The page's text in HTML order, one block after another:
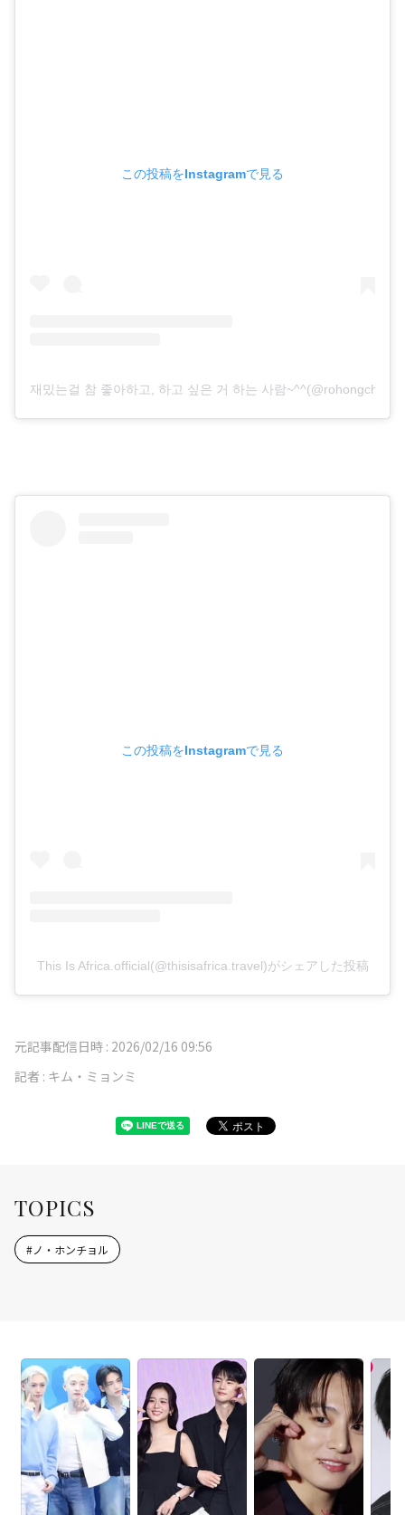
この投稿をInstagramで見る
재밌는걸 참 좋아하고, 하고 싶은 거 하는 사람~^^(@rohongchul)
この投稿をInstagramで見る
This Is Africa.official(@thisisafrica.travel)がシェアした投稿
元記事配信日時 : 2026/02/16 09:56
記者 : キム・ミョンミ
TOPICS
#ノ・ホンチョル